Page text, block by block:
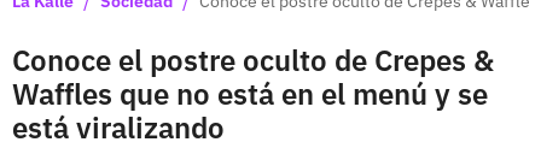
Conoce el postre oculto de Crepes &
Waffles que no está en el menú y se
está viralizando